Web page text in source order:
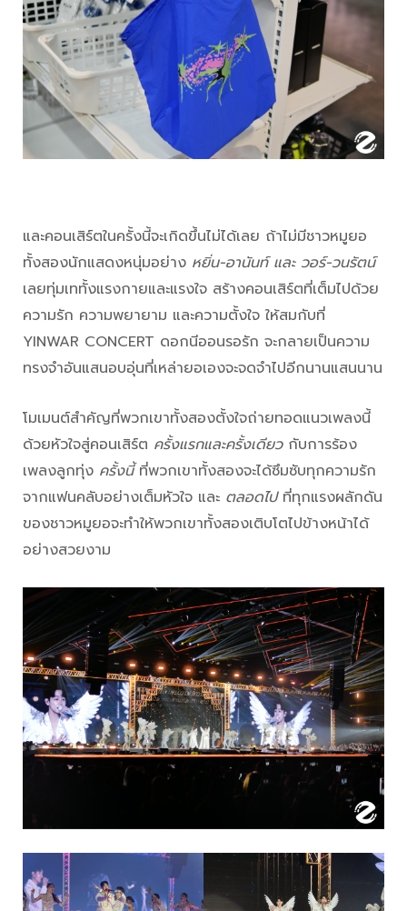
และคอนเสิร์ตในครั้งนี้จะเกิดขึ้นไม่ได้เลย ถ้าไม่มีชาวหมูยอ
ทั้งสองนักแสดงหนุ่มอย่าง หยิ่น-อานันท์ และ วอร์-วนรัตน์
เลยทุ่มเททั้งแรงกายและแรงใจ สร้างคอนเสิร์ตที่เต็มไปด้วย
ความรัก ความพยายาม และความตั้งใจ ให้สมกับที่
YINWAR CONCERT ดอกนีออนรอรัก จะกลายเป็นความ
ทรงจำอันแสนอบอุ่นที่เหล่ายอเองจะจดจำไปอีกนานแสนนาน
โมเมนต์สำคัญที่พวกเขาทั้งสองตั้งใจถ่ายทอดแนวเพลงนี้
ด้วยหัวใจสู่คอนเสิร์ต ครั้งแรกและครั้งเดียวกับการร้อง
เพลงลูกทุ่ง ครั้งนี้ที่พวกเขาทั้งสองจะได้ซึมซับทุกความรัก
จากแฟนคลับอย่างเต็มหัวใจ และ ตลอดไปที่ทุกแรงผลักดัน
ของชาวหมูยอจะทำให้พวกเขาทั้งสองเติบโตไปข้างหน้าได้
อย่างสวยงาม